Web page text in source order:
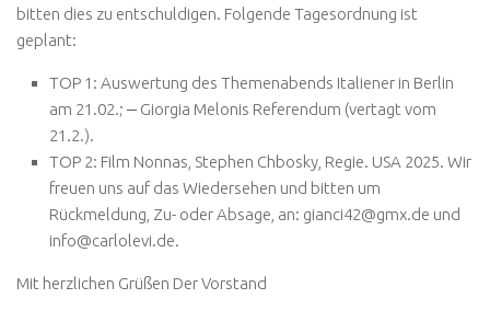
bitten dies zu entschuldigen. Folgende Tagesordnung ist
geplant:
TOP 1: Auswertung des Themenabends Italiener in Berlin
am 21.02.; ⎼ Giorgia Melonis Referendum (vertagt vom
21.2.).
TOP 2: Film Nonnas, Stephen Chbosky, Regie. USA 2025. Wir
freuen uns auf das Wiedersehen und bitten um
Rückmeldung, Zu- oder Absage, an: gianci42@gmx.de und
info@carlolevi.de.
Mit herzlichen Grüßen Der Vorstand